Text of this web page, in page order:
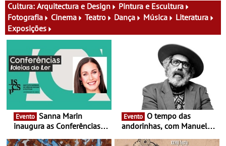
atividades para toda a
família e muito mais
Cultura: Arquitectura e Design
Pintura e Escultura
Fotografia
Cinema Teatro Dança Música
Literatura
Exposições
Evento
inaugura as Conferências
Evento
andorinhas, com Manuel